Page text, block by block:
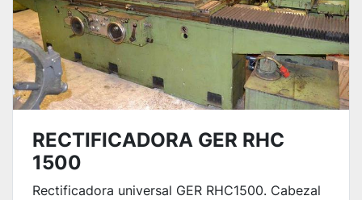
RECTIFICADORA GER RHC
1500
Rectificadora universal GER RHC1500. Cabezal